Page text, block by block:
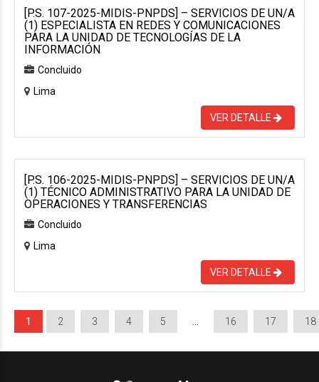
[P.S. 107-2025-MIDIS-PNPDS] – SERVICIOS DE UN/A
(1) ESPECIALISTA EN REDES Y COMUNICACIONES
PARA LA UNIDAD DE TECNOLOGÍAS DE LA
INFORMACIÓN
Concluido
Lima
VER DETALLE
[P.S. 106-2025-MIDIS-PNPDS] – SERVICIOS DE UN/A
(1) TÉCNICO ADMINISTRATIVO PARA LA UNIDAD DE
OPERACIONES Y TRANSFERENCIAS
Concluido
Lima
VER DETALLE
1 2 3 4 5 16 17 18